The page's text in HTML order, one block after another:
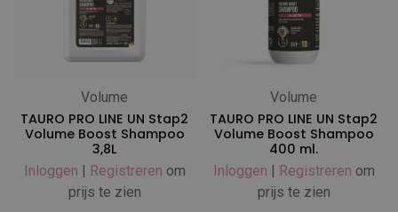
Volume
TAURO PRO LINE UN Stap2
Volume Boost Shampoo
3,8L
Inloggen | Registreren om
prijs te zien
Volume
TAURO PRO LINE UN Stap2
Volume Boost Shampoo
400 ml.
Inloggen | Registreren om
prijs te zien